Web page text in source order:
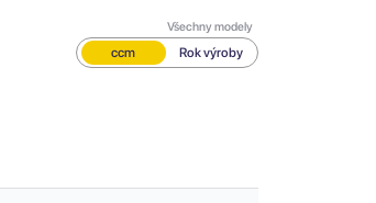
Všechny modely
ccm Rok výroby